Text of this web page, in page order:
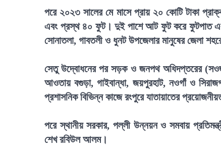
পরে ২০২৩ সালের মে মাসে প্রায় ২০ কোটি টাকা
এবং প্রস্থ ৪০ ফুট। দুই পাশে আট ফুট করে ফুটপাত এবং
সোনাতলা, গাবতলী ও ধুনট উপজেলার মানুষের জেলা
সেতু উদ্বোধনের পর সড়ক ও জনপথ অধিদপ্তরের
আওতায় বগুড়া, গাইবান্ধা, জয়পুরহাট, নওগাঁ ও
প্রশাসনিক বিভিন্ন কাজে রংপুরে যাতায়াতের
পরে স্থানীয় সরকার, পল্লী উন্নয়ন ও সমবায়
শেখ রবিউল আলম।